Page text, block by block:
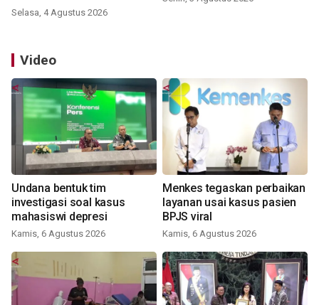
Selasa, 4 Agustus 2026
Video
Undana bentuk tim
investigasi soal kasus
mahasiswi depresi
Kamis, 6 Agustus 2026
Menkes tegaskan perbaikan
layanan usai kasus pasien
BPJS viral
Kamis, 6 Agustus 2026